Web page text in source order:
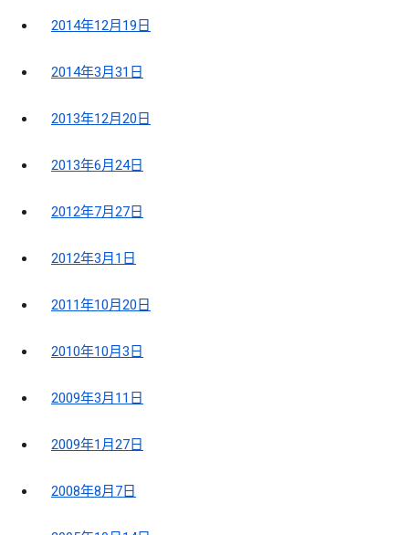
2014年12月19日
2014年3月31日
2013年12月20日
2013年6月24日
2012年7月27日
2012年3月1日
2011年10月20日
2010年10月3日
2009年3月11日
2009年1月27日
2008年8月7日